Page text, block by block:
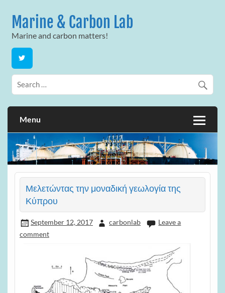
contentMarine & Carbon Lab
Marine and carbon matters!
Menu
Μελετώντας την μοναδική γεωλογία της
Κύπρου
September 12, 2017 carbonlab
Leave a
comment